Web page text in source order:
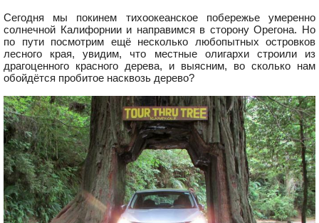
Сегодня мы покинем тихоокеанское побережье умеренно
солнечной Калифорнии и направимся в сторону Орегона. Но
по пути посмотрим ещё несколько любопытных островков
лесного края, увидим, что местные олигархи строили из
драгоценного красного дерева, и выясним, во сколько нам
обойдётся пробитое насквозь дерево?